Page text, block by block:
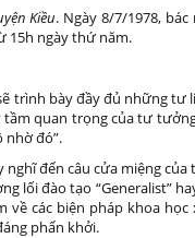
Kiều. Ngày 8/7/1978,
15h ngày thứ năm.
trình bày đầy đủ những tư
quan trọng của tư tưởng
nhờ đó”.
đến câu cửa miệng
lối đào tạo “Generalist”
về các biện pháp khoa
phấn khởi.